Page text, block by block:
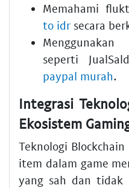
Memahami
to idr secara
seperti
paypal murah.
Integrasi
Ekosistem
Teknologi
item dalam game
yang sah dan tidak